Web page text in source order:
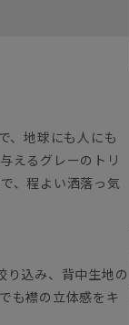
、地球にも人にも
えるグレーのトリ
、程よい洒落っ気
り込み、背中生地の
も襟の立体感をキ